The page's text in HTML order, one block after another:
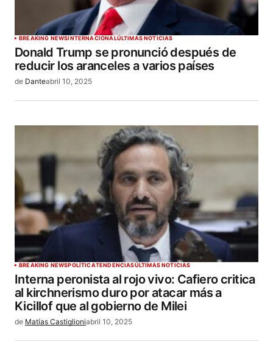
BREAKING NEWSINTERNACIONALÚLTIMAS NOTICIAS
Donald Trump se pronunció después de
reducir los aranceles a varios países
de Danteabril 10, 2025
BREAKING NEWSPOLÍTICATENDENCIASÚLTIMAS NOTICIAS
Interna peronista al rojo vivo: Cafiero critica
al kirchnerismo duro por atacar más a
Kicillof que al gobierno de Milei
de Matías Castiglioniabril 10, 2025